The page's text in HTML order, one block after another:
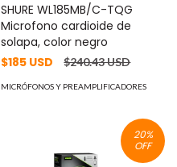
SHURE WL185MB/C-TQG
Microfono cardioide de
solapa, color negro
$185 USD
$240.43 USD
MICRÓFONOS Y PREAMPLIFICADORES
20%
OFF